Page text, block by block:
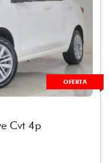
OFERTA
Cvt 4p